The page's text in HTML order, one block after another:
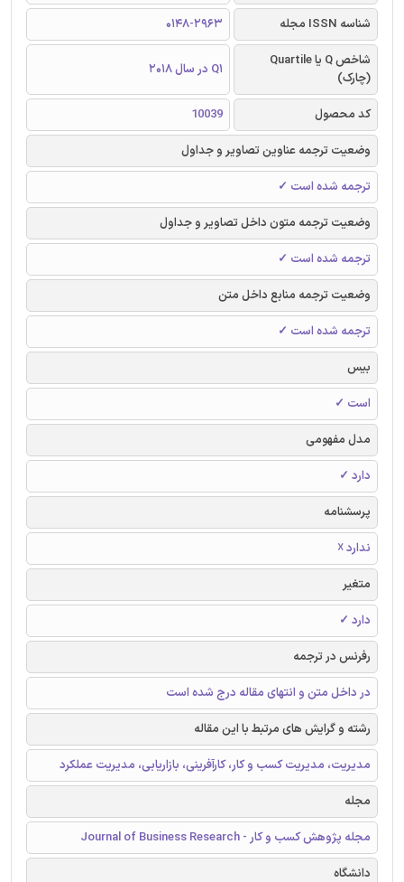
شناسه ISSN مجله
0148-2963
شاخص Q یا Quartile
(چارک)
Q1 در سال 2018
کد محصول
10039
وضعیت ترجمه عناوین تصاویر و جداول
ترجمه شده است ✓
وضعیت ترجمه متون داخل تصاویر و جداول
ترجمه شده است ✓
وضعیت ترجمه منابع داخل متن
ترجمه شده است ✓
بیس
است ✓
مدل مفهومی
دارد ✓
پرسشنامه
ندارد ☓
متغیر
دارد ✓
رفرنس در ترجمه
در داخل متن و انتهای مقاله درج شده است
رشته و گرایش های مرتبط با این مقاله
مدیریت، مدیریت کسب و کار، کارآفرینی، بازاریابی، مدیریت عملکرد
مجله
مجله پژوهش کسب و کار - Journal of Business Research
دانشگاه